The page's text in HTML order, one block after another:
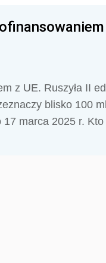
z UE. Ruszyła II
blisko 100
marca 2025 r.